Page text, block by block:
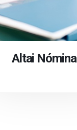
Altai Nómina